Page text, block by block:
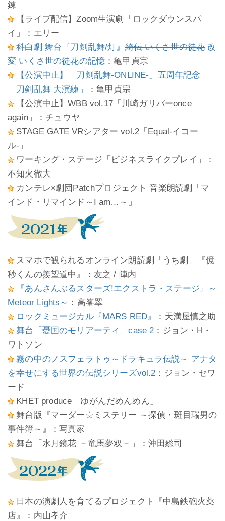
錬
【ライブ配信】Zoom生演劇「ロックダウンスパ
イ」：エリー
科白劇 舞台『刀剣乱舞/灯』綺伝 いくさ世の徒花改
変 いくさ世の徒花の記憶 ：亀甲貞宗
【公演中止】「刀剣乱舞-ONLINE-」五周年記念
「刀剣乱舞 大演練」
：亀甲貞宗
【公演中止】WBB vol.17「川崎ガリバーonce
again」：チュウヤ
STAGE GATE VRシアター vol.2「Equal-イコー
ル-」
ワーキング・ステージ「ビジネスライクプレイ」：
不知火徹大
カンテレ×劇団Patchプロジェクト 音楽朗読劇「マ
インド・リマインド～I am…～」
スマホで観られるオンライン朗読劇「うち劇」『億
秒くんの羨望道中』：友之 / 陣内
『あんさんぶるスターズ!エクストラ・ステージ』～
Meteor Lights～ ：高峯翠
ロックミュージカル『MARS RED』
：天満屋慎之助
舞台「憂国のモリアーティ」case 2 ：ジョン・H・
ワトソン
霧の中のノスフェラトゥ～ドラキュラ伝説～ アナタ
を幸せにする世界の伝説シリーズvol.2 ：ジョン・セワ
ード
KHET produce「ゆがんだめんめん」
舞台版『マーダー☆ミステリー ～探偵・斑目瑞男の
事件簿～』：写真家
舞台「水月鏡花 －竜馬夢双－」：沖田総司
日本の演劇人を育てるプロジェクト『中島鉄砲火薬
店』：内山孝介